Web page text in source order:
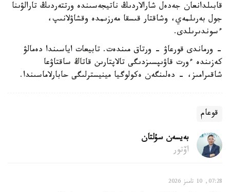
قابىلدانعان جەدەل شارالاردىڭ ناتيجەسىندە ورتتەردىڭ تارالۋىنا
جول بەرىلمەي، وشاقتار قىسقا مەرزىمدە وقشاۋلانىپ،
ءسوندىرىلدى.
- ورماندى قورعاۋ - ورتاق مىندەت. تابيعات اياسىندا دەمالۋ
كەزىندە ءورت قاۋىپسىزدىگى تالاپتارىن قاتاڭ ساقتاۋعا
شاقىرامىز، - دەلىنگەن ەكولوگيا مينيسترلىگى حابارلاماسىندا.
قوعام
بەيسەن سۇلتان
اۆتور
07:28, 10 تامىز 2026